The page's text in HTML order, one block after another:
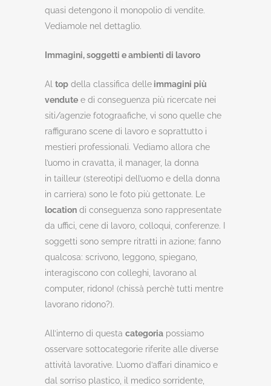
quasi detengono il monopolio di vendite.
Vediamole nel dettaglio.
Immagini, soggetti e ambienti di lavoro
Al top della classifica delle immagini più
vendute e di conseguenza più ricercate nei
siti/agenzie fotograafiche, vi sono quelle che
raffigurano scene di lavoro e soprattutto i
mestieri professionali. Vediamo allora che
l’uomo in cravatta, il manager, la donna
in tailleur (stereotipi dell’uomo e della donna
in carriera) sono le foto più gettonate. Le
location di conseguenza sono rappresentate
da uffici, cene di lavoro, colloqui, conferenze. I
soggetti sono sempre ritratti in azione; fanno
qualcosa: scrivono, leggono, spiegano,
interagiscono con colleghi, lavorano al
computer, ridono! (chissà perchè tutti mentre
lavorano ridono?).
All’interno di questa categoria possiamo
osservare sottocategorie riferite alle diverse
attività lavorative. L’uomo d’affari dinamico e
dal sorriso plastico, il medico sorridente,